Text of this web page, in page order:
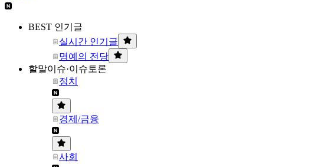
BEST 인기글
실시간 인기글
명예의 전당
할말이슈·이슈토론
정치
경제/금융
사회